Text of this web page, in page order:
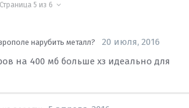
Страница 5 из 6
нарубить металл?
20 июля, 2016
на 400 мб больше хз идеально для